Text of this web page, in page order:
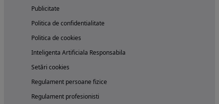
Publicitate
Politica de confidentialitate
Politica de cookies
Inteligenta Artificiala Responsabila
Setări cookies
Regulament persoane fizice
Regulament profesionisti